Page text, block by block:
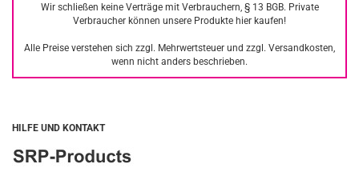
Wir schließen keine Verträge mit Verbrauchern, § 13 BGB. Private
Verbraucher können unsere Produkte hier kaufen!
Alle Preise verstehen sich zzgl. Mehrwertsteuer und zzgl. Versandkosten,
wenn nicht anders beschrieben.
HILFE UND KONTAKT